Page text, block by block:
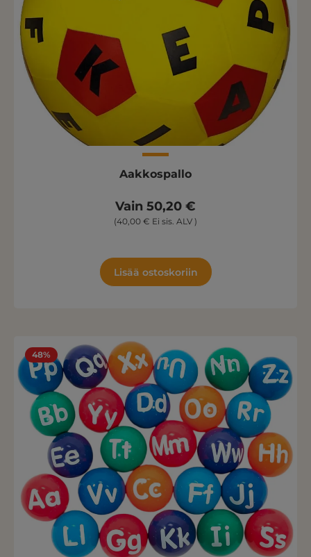
Aakkospallo
Vain 50,20 €
(40,00 € Ei sis. ALV )
Lisää ostoskoriin
48%